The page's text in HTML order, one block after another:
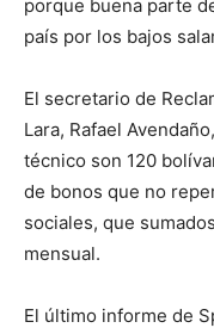
porque buena parte
país por los bajos
El secretario de
Lara, Rafael
técnico son 120
de bonos que no
sociales, que
mensual.
El último informe de